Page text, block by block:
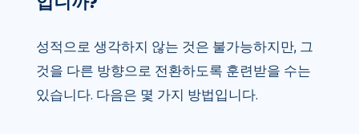
성적으로 생각하지 않는 것은 불가능하지만, 그
것을 다른 방향으로 전환하도록 훈련받을 수는
있습니다. 다음은 몇 가지 방법입니다.